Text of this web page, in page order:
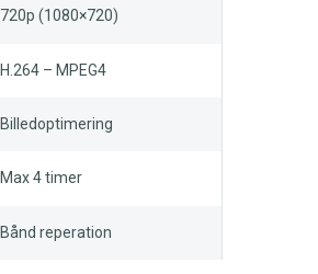
720p (1080×720)
H.264 – MPEG4
Billedoptimering
Max 4 timer
Bånd reperation